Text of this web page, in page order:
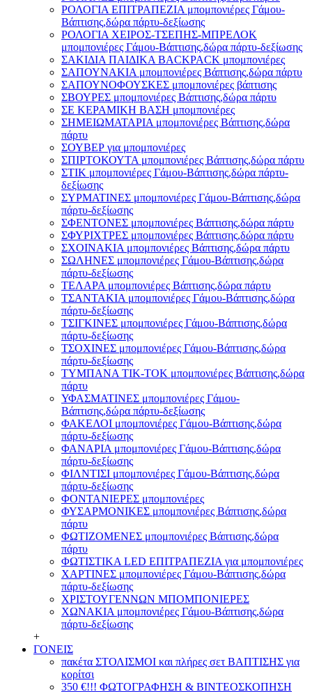
ΡΟΛΟΓΙΑ ΕΠΙΤΡΑΠΕΖΙΑ μπομπονιέρες Γάμου-
Βάπτισης,δώρα πάρτυ-δεξίωσης
ΡΟΛΟΓΙΑ ΧΕΙΡΟΣ-ΤΣΕΠΗΣ-ΜΠΡΕΛΟΚ
μπομπονιέρες Γάμου-Βάπτισης,δώρα πάρτυ-δεξίωσης
ΣΑΚΙΔΙΑ ΠΑΙΔΙΚΑ BACKPACK μπομπονιέρες
ΣΑΠΟΥΝΑΚΙΑ μπομπονιέρες Βάπτισης,δώρα πάρτυ
ΣΑΠΟΥΝΟΦΟΥΣΚΕΣ μπομπονιέρες βάπτισης
ΣΒΟΥΡΕΣ μπομπονιέρες Βάπτισης,δώρα πάρτυ
ΣΕ ΚΕΡΑΜΙΚΗ ΒΑΣΗ μπομπονιέρες
ΣΗΜΕΙΩΜΑΤΑΡΙΑ μπομπονιέρες Βάπτισης,δώρα
πάρτυ
ΣΟΥΒΕΡ για μπομπονιέρες
ΣΠΙΡΤΟΚΟΥΤΑ μπομπονιέρες Βάπτισης,δώρα πάρτυ
ΣΤΙΚ μπομπονιέρες Γάμου-Βάπτισης,δώρα πάρτυ-
δεξίωσης
ΣΥΡΜΑΤΙΝΕΣ μπομπονιέρες Γάμου-Βάπτισης,δώρα
πάρτυ-δεξίωσης
ΣΦΕΝΤΟΝΕΣ μπομπονιέρες Βάπτισης,δώρα πάρτυ
ΣΦΥΡΙΧΤΡΕΣ μπομπονιέρες Βάπτισης,δώρα πάρτυ
ΣΧΟΙΝΑΚΙΑ μπομπονιέρες Βάπτισης,δώρα πάρτυ
ΣΩΛΗΝΕΣ μπομπονιέρες Γάμου-Βάπτισης,δώρα
πάρτυ-δεξίωσης
ΤΕΛΑΡΑ μπομπονιέρες Βάπτισης,δώρα πάρτυ
ΤΣΑΝΤΑΚΙΑ μπομπονιέρες Γάμου-Βάπτισης,δώρα
πάρτυ-δεξίωσης
ΤΣΙΓΚΙΝΕΣ μπομπονιέρες Γάμου-Βάπτισης,δώρα
πάρτυ-δεξίωσης
ΤΣΟΧΙΝΕΣ μπομπονιέρες Γάμου-Βάπτισης,δώρα
πάρτυ-δεξίωσης
ΤΥΜΠΑΝΑ ΤΙΚ-ΤΟΚ μπομπονιέρες Βάπτισης,δώρα
πάρτυ
ΥΦΑΣΜΑΤΙΝΕΣ μπομπονιέρες Γάμου-
Βάπτισης,δώρα πάρτυ-δεξίωσης
ΦΑΚΕΛΟΙ μπομπονιέρες Γάμου-Βάπτισης,δώρα
πάρτυ-δεξίωσης
ΦΑΝΑΡΙΑ μπομπονιέρες Γάμου-Βάπτισης,δώρα
πάρτυ-δεξίωσης
ΦΙΛΝΤΙΣΙ μπομπονιέρες Γάμου-Βάπτισης,δώρα
πάρτυ-δεξίωσης
ΦΟΝΤΑΝΙΕΡΕΣ μπομπονιέρες
ΦΥΣΑΡΜΟΝΙΚΕΣ μπομπονιέρες Βάπτισης,δώρα
πάρτυ
ΦΩΤΙΖΟΜΕΝΕΣ μπομπονιέρες Βάπτισης,δώρα
πάρτυ
ΦΩΤΙΣΤΙΚΑ LED ΕΠΙΤΡΑΠΕΖΙΑ για μπομπονιέρες
ΧΑΡΤΙΝΕΣ μπομπονιέρες Γάμου-Βάπτισης,δώρα
πάρτυ-δεξίωσης
ΧΡΙΣΤΟΥΓΕΝΝΩΝ ΜΠΟΜΠΟΝΙΕΡΕΣ
ΧΩΝΑΚΙΑ μπομπονιέρες Γάμου-Βάπτισης,δώρα
πάρτυ-δεξίωσης
+
ΓΟΝΕΙΣ
πακέτα ΣΤΟΛΙΣΜΟΙ και πλήρες σετ ΒΑΠΤΙΣΗΣ για
κορίτσι
350 €!!! ΦΩΤΟΓΡΑΦΗΣΗ & ΒΙΝΤΕΟΣΚΟΠΗΣΗ